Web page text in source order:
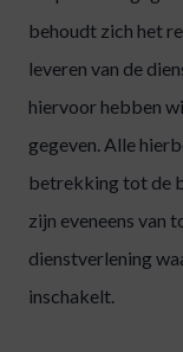
behoudt zich het
leveren van de
hiervoor hebben
gegeven. Alle
betrekking tot de
zijn eveneens van
dienstverlening
inschakelt.